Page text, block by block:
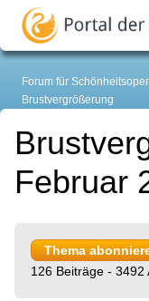
Forum für
Brustvergrößerung
Februar
Thema
126 Beiträge - 3492